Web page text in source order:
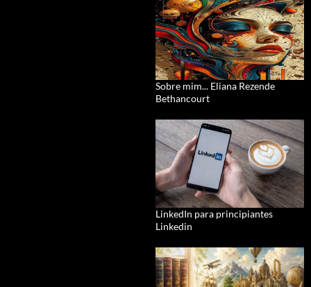
Sobre mim... Eliana Rezende
Bethancourt
LinkedIn para principiantes
Linkedin